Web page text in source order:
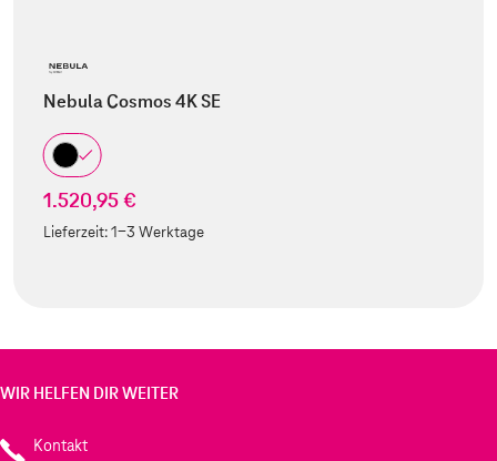
Nebula Cosmos 4K SE
1.520,95 €
Lieferzeit:1-3 Werktage
WIR HELFEN DIR WEITER
Kontakt